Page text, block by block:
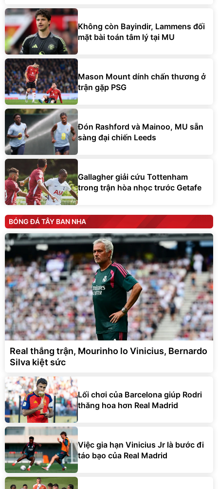
Không còn Bayindir, Lammens đối
mặt bài toán tâm lý tại MU
Mason Mount dính chấn thương ở
trận gặp PSG
Đón Rashford và Mainoo, MU sẵn
sàng đại chiến Leeds
Gallagher giải cứu Tottenham
trong trận hòa nhọc trước Getafe
BÓNG ĐÁ TÂY BAN NHA
Real thắng trận, Mourinho lo Vinicius, Bernardo
Silva kiệt sức
Lối chơi của Barcelona giúp Rodri
thăng hoa hơn Real Madrid
Việc gia hạn Vinicius Jr là bước đi
táo bạo của Real Madrid